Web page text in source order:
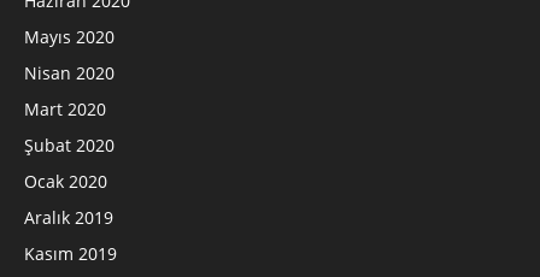
Mayıs 2020
Nisan 2020
Mart 2020
Şubat 2020
Ocak 2020
Aralık 2019
Kasım 2019